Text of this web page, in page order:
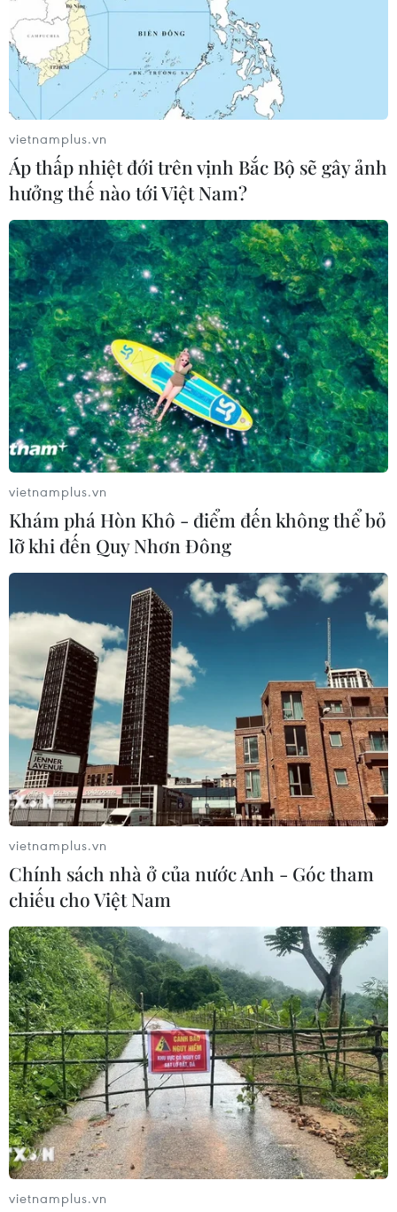
vietnamplus.vn
Áp thấp nhiệt đới trên vịnh Bắc Bộ sẽ gây ảnh
hưởng thế nào tới Việt Nam?
vietnamplus.vn
Khám phá Hòn Khô - điểm đến không thể bỏ
lỡ khi đến Quy Nhơn Đông
vietnamplus.vn
Chính sách nhà ở của nước Anh - Góc tham
chiếu cho Việt Nam
vietnamplus.vn